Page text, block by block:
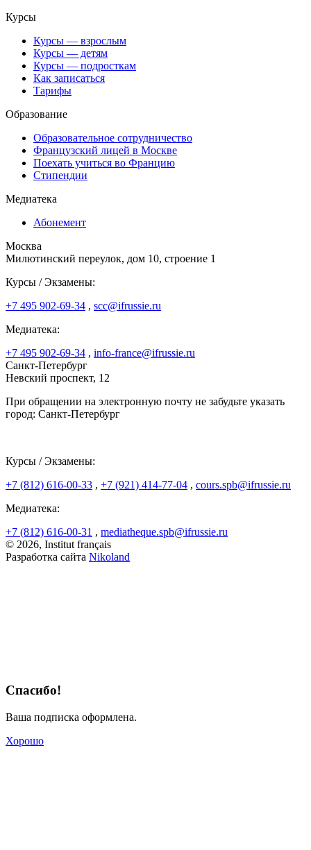
Курсы
Курсы — взрослым
Курсы — детям
Курсы — подросткам
Как записаться
Тарифы
Образование
Образовательное сотрудничество
Французский лицей в Москве
Поехать учиться во Францию
Стипендии
Медиатека
Абонемент
Москва
Милютинский переулок, дом 10, строение 1
Курсы / Экзамены:
+7 495 902-69-34 , scc@ifrussie.ru
Медиатека:
+7 495 902-69-34 , info-france@ifrussie.ru
Санкт-Петербург
Невский проспект, 12
При обращении на электронную почту не забудьте указать
город: Санкт-Петербург
Курсы / Экзамены:
+7 (812) 616-00-33 , +7 (921) 414-77-04 , cours.spb@ifrussie.ru
Медиатека:
+7 (812) 616-00-31 , mediatheque.spb@ifrussie.ru
© 2026, Institut français
Разработка сайта Nikoland
Спасибо!
Ваша подписка оформлена.
Хорошо